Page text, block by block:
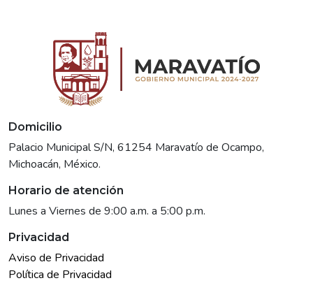
Domicilio
Palacio Municipal S/N, 61254 Maravatío de Ocampo,
Michoacán, México.
Horario de atención
Lunes a Viernes de 9:00 a.m. a 5:00 p.m.
Privacidad
Aviso de Privacidad
Política de Privacidad